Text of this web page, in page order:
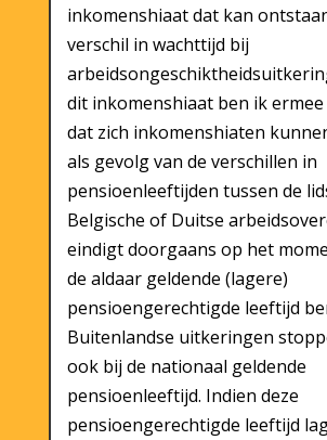
inkomenshiaat dat kan
verschil in wachttijd bij
dit inkomenshiaat ben ik
dat zich inkomenshiaten
als gevolg van de verschillen in
pensioenleeftijden tussen de
Belgische of Duitse
eindigt doorgaans op het
de aldaar geldende (lagere)
pensioengerechtigde leeftijd
Buitenlandse uitkeringen
ook bij de nationaal geldende
pensioenleeftijd. Indien deze
pensioengerechtigde leeftijd